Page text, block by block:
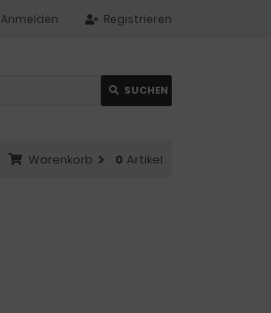
Registrieren
Anmelden
SUCHEN
Warenkorb 0 Artikel